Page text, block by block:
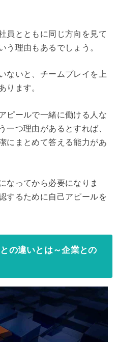
員とともに同じ方向を見て
う理由もあるでしょう。
ないと、チームプレイを上
ります。
ピールで一緒に働ける人な
一つ理由があるとすれば、
にまとめて答える能力があ
なってから必要になりま
するために自己アピールを
の違いとは～企業との